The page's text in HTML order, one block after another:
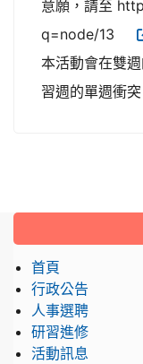
意願，請至
q=node/13
本活動會在雙
習週的單週衝
首頁
行政公告
人事選聘
研習進修
活動訊息